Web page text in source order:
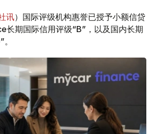
讯）国际评级机构惠誉已授予小额信贷
长期国际信用评级“B”，以及国内长期